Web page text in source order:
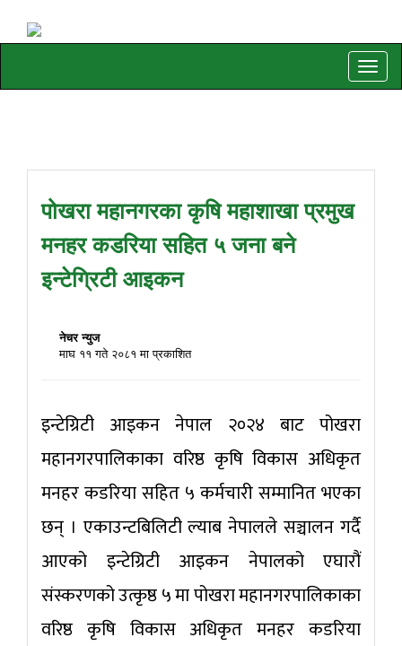
Toggle
पोखरा महानगरका कृषि महाशाखा प्रमुख
मनहर कडरिया सहित ५ जना बने
इन्टेग्रिटी आइकन
नेचर न्युज
माघ ११ गते २०८१ मा प्रकाशित
इन्टेग्रिटी आइकन नेपाल २०२४ बाट पोखरा
महानगरपालिकाका वरिष्ठ कृषि विकास अधिकृत
मनहर कडरिया सहित ५ कर्मचारी सम्मानित भएका
छन् । एकाउन्टबिलिटी ल्याब नेपालले सञ्चालन गर्दै
आएको इन्टेग्रिटी आइकन नेपालको एघारौं
संस्करणको उत्कृष्ठ ५ मा पोखरा महानगरपालिकाका
वरिष्ठ कृषि विकास अधिकृत मनहर कडरिया